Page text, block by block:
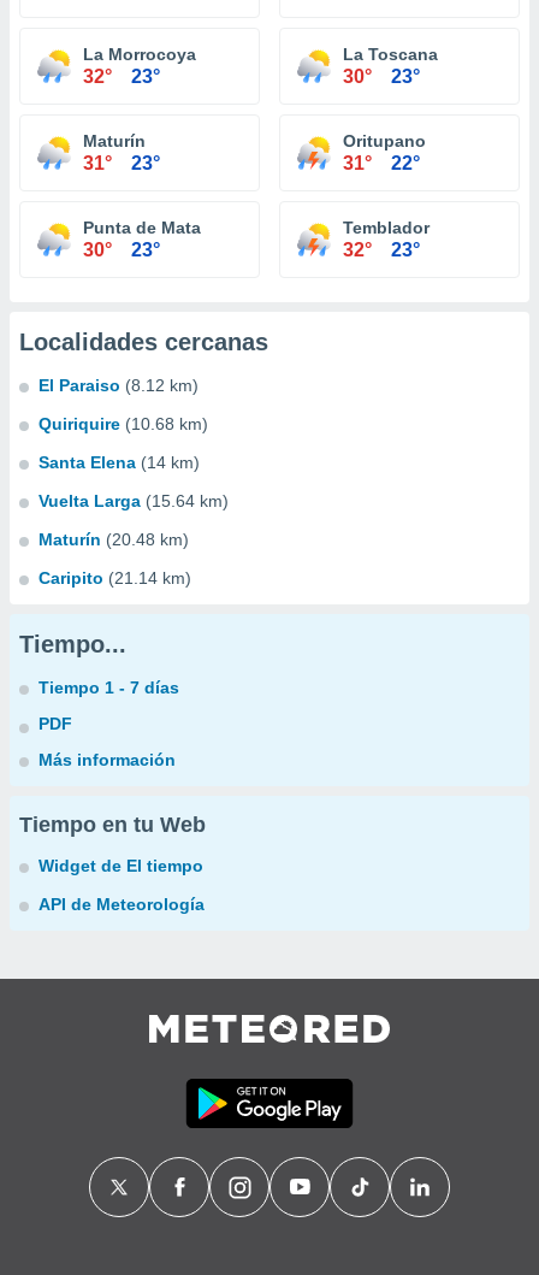
La Morrocoya
32° 23°
La Toscana
30° 23°
Maturín
31° 23°
Oritupano
31° 22°
Punta de Mata
30° 23°
Temblador
32° 23°
Localidades cercanas
El Paraiso (8.12 km)
Quiriquire (10.68 km)
Santa Elena (14 km)
Vuelta Larga (15.64 km)
Maturín (20.48 km)
Caripito (21.14 km)
Tiempo...
Tiempo 1 - 7 días
PDF
Más información
Tiempo en tu Web
Widget de El tiempo
API de Meteorología